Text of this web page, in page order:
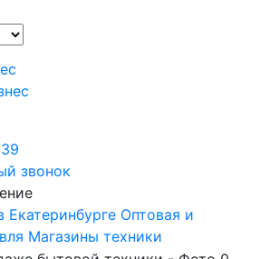
звонок
Екатеринбурге Оптовая и
Магазины техники